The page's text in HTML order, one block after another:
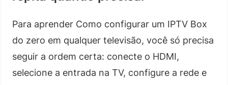
Para aprender Como configurar um IPTV Box
do zero em qualquer televisão, você só precisa
seguir a ordem certa: conecte o HDMI,
selecione a entrada na TV, configure a rede e